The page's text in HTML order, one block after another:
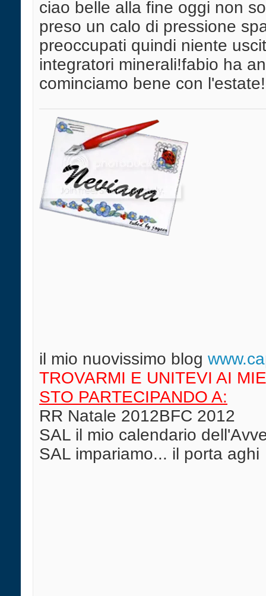
ciao belle alla fine oggi non
preso un calo di pressione
preoccupati quindi niente
integratori minerali!fabio ha
cominciamo bene con l'estate!
il mio nuovissimo blog w
TROVARMI E UNITEVI AI
STO PARTECIPANDO A:
RR Natale 2012BFC 2012
SAL il mio calendario
SAL impariamo... il porta aghi